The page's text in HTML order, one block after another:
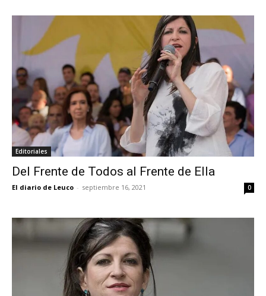
Editoriales
Del Frente de Todos al Frente de Ella
El diario de Leuco - septiembre 16, 2021 0